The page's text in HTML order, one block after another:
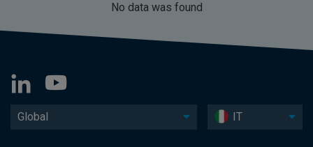
No data was found
Global IT